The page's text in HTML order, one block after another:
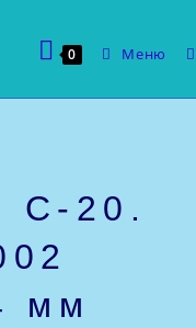
0 Меню
С-20.
мм